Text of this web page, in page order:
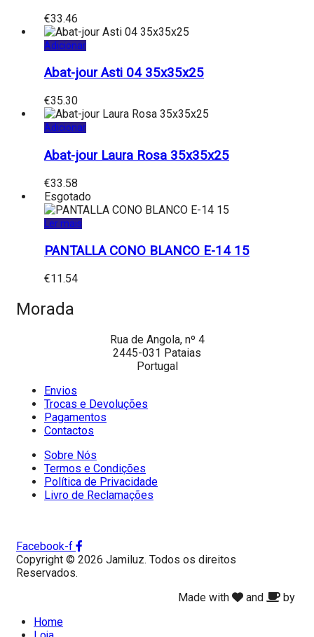
€33.46
Adicionar
Abat-jour Asti 04 35x35x25
€35.30
Adicionar
Abat-jour Laura Rosa 35x35x25
€33.58
Esgotado
Ler mais
PANTALLA CONO BLANCO E-14 15
€11.54
Morada
Rua de Angola, nº 4
2445-031 Pataias
Portugal
Envios
Trocas e Devoluções
Pagamentos
Contactos
Sobre Nós
Termos e Condições
Política de Privacidade
Livro de Reclamações
Facebook-f
Copyright © 2026 Jamiluz. Todos os direitos
Reservados.
Made with
and
by
Home